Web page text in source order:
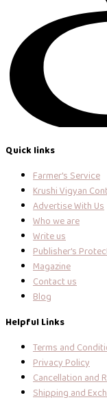
Quick links
Farmer's Service
Krushi Vigyan
Advertise With Us
Who we are
Write us
Publisher's
Magazine
Contact us
Blog
Helpful Links
Terms and
Privacy Policy
Cancellation and
Shipping and